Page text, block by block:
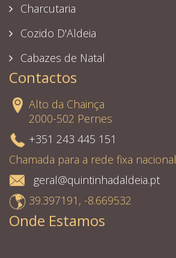
Charcutaria
Cozido D'Aldeia
Cabazes de Natal
Contactos
Alto da Chainça
2000-502 Pernes
+351 243 445 151
Chamada para a rede fixa nacional
geral@quintinhadaldeia.pt
39.397191, -8.669532
Onde Estamos